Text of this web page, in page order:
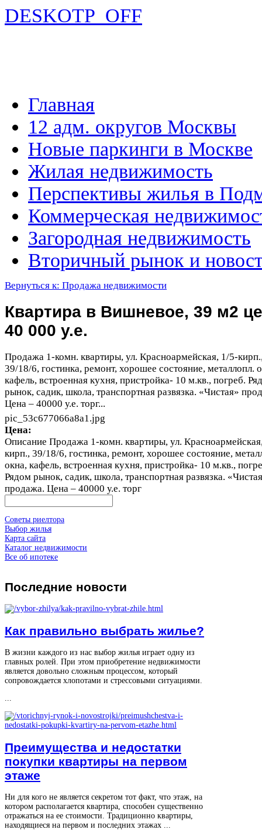
DESKOTP_OFF
Главная
12 адм. округов Москвы
Новые паркинги в Москве
Жилая недвижимость
Перспективы жилья в
Коммерческая
Загородная недвижимость
Вторичный рынок и
Вернуться к: Продажа недвижимости
Квартира в Вишневое, 39 м2
40 000 у.е.
Продажа 1-комн. квартиры, ул. Красноармейская, 1/5-
39/18/6, гостинка, ремонт, хорошее состояние, металлопл.
кафель, встроенная кухня, пристройка- 10 м.кв., погреб.
рынок, садик, школа, транспортная развязка. «Чистая»
Цена – 40000 у.е. торг...
pic_53c677066a8a1.jpg
Цена:
Описание Продажа 1-комн. квартиры, ул.
кирп., 39/18/6, гостинка, ремонт, хорошее состояние,
окна, кафель, встроенная кухня, пристройка- 10 м.кв.,
Рядом рынок, садик, школа, транспортная развязка.
продажа. Цена – 40000 у.е. торг
Советы риелтора
Выбор жилья
Карта сайта
Каталог недвижимости
Все об ипотеке
Последние новости
Как правильно выбрать жилье?
В жизни каждого из нас выбор жилья играет одну из
главных ролей. При этом приобретение недвижимости
является довольно сложным процессом, который
сопровождается хлопотами и стрессовыми ситуациями.
...
Преимущества и недостатки
покупки квартиры на первом
этаже
Ни для кого не является секретом тот факт, что этаж, на
котором располагается квартира, способен существенно
отражаться на ее стоимости. Традиционно квартиры,
находящиеся на первом и последних этажах ...